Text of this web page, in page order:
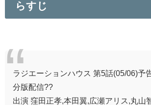
らすじ
ラジエーションハウス 第5話(05/06)予
分版配信??
出演 窪田正孝,本田翼,広瀬アリス,丸山